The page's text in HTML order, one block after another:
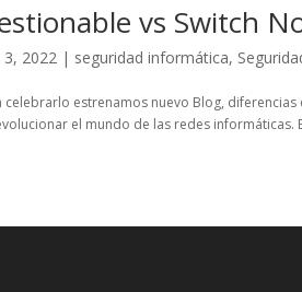
vs Switch
3, 2022 | seguridad informática,
celebrarlo estrenamos nuevo Blog,
el mundo de las redes informáticas.